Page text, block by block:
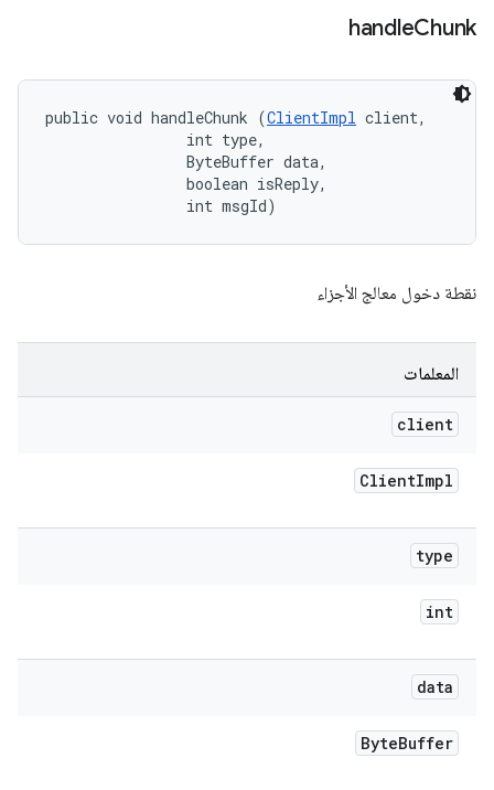
handleChunk
public void handleChunk (ClientImpl client,
                int type,
                ByteBuffer data,
                boolean isReply,
                int msgId)
نقطة دخول معالج الأجزاء
المعلمات
client
ClientImpl
type
int
data
ByteBuffer